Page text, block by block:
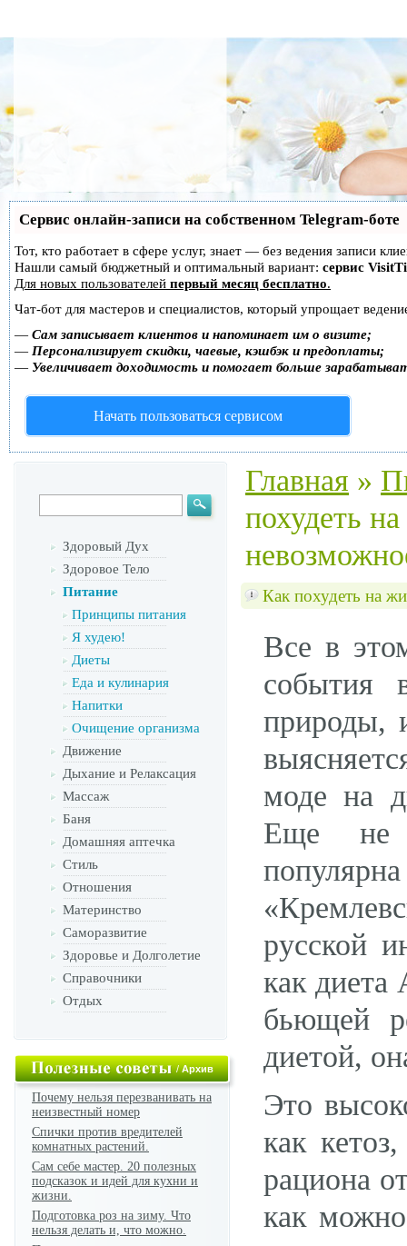
Сервис онлайн-записи на собственном Telegram-боте
Тот, кто работает в сфере услуг, знает — без ведения записи
Нашли самый бюджетный и оптимальный вариант: сервис
Для новых пользователей первый месяц бесплатно.
Чат-бот для мастеров и специалистов, который упрощает
— Сам записывает клиентов и напоминает им о визите;
— Персонализирует скидки, чаевые, кэшбэк и предоплаты;
— Увеличивает доходимость и помогает больше
Начать пользоваться сервисом
Здоровый Дух
Здоровое Тело
Питание
Принципы питания
Я худею!
Диеты
Еда и кулинария
Напитки
Очищение организма
Движение
Дыхание и Релаксация
Массаж
Баня
Домашняя аптечка
Стиль
Отношения
Материнство
Саморазвитие
Здоровье и Долголетие
Справочники
Отдых
/Архив
Почему нельзя перезванивать на
неизвестный номер
Спички против вредителей
комнатных растений.
Сам себе мастер. 20 полезных
подсказок и идей для кухни и
жизни.
Подготовка роз на зиму. Что
нельзя делать и, что можно.
Главная »
похудеть
Как похудеть на
Все в
события
природы,
моде на
Еще не
русской
как
бьющей
диетой,
Это
как
рациона
как